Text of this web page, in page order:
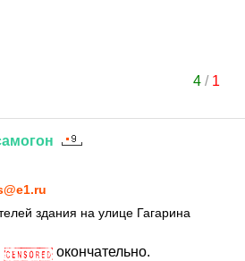
4/ 1
здания на улице Гагарина
окончательно.